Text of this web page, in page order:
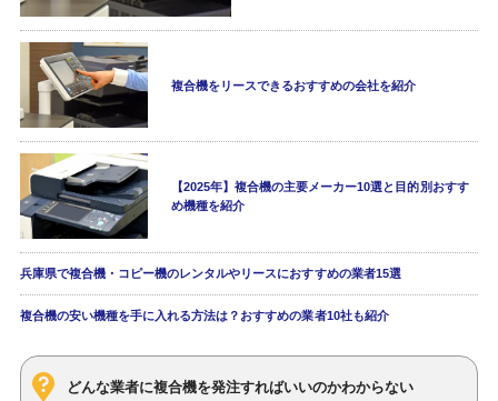
複合機をリースできるおすすめの会社を紹介
【2025年】複合機の主要メーカー10選と目的別おすす
め機種を紹介
兵庫県で複合機・コピー機のレンタルやリースにおすすめの業者15選
複合機の安い機種を手に入れる方法は？おすすめの業者10社も紹介
どんな業者に複合機を発注すればいいのかわからない